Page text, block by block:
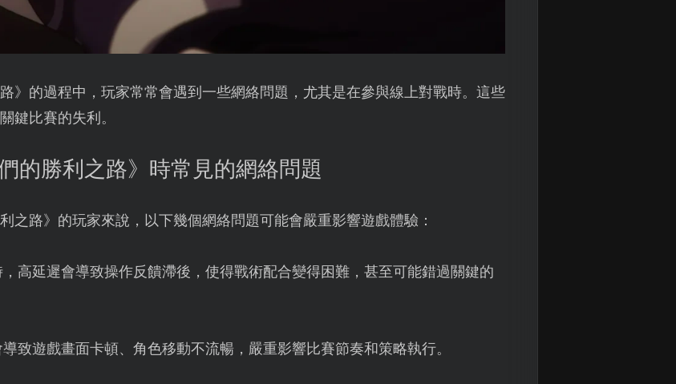
》的過程中，玩家常常會遇到一些網絡問題，尤其是在參與線上對戰時。這些
鍵比賽的失利。
的勝利之路》時常見的網絡問題
之路》的玩家來說，以下幾個網絡問題可能會嚴重影響遊戲體驗：
，高延遲會導致操作反饋滯後，使得戰術配合變得困難，甚至可能錯過關鍵的
導致遊戲畫面卡頓、角色移動不流暢，嚴重影響比賽節奏和策略執行。